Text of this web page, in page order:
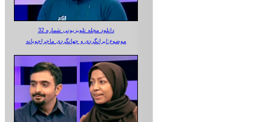
دانلود مجله تلویزیونی شماره 32
موضوع:ایرانگردی و جهانگردی ماجراجویانه